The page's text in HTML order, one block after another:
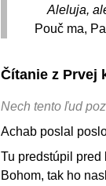
Aleluja,
Pouč ma,
Čítanie z Prvej
Nech tento ľud
Achab poslal
Tu predstúpil pred
Bohom, tak ho